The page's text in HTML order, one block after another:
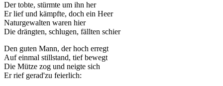
Der tobte, stürmte um ihn her
Er lief und kämpfte, doch ein Heer
Naturgewalten waren hier
Die drängten, schlugen, fällten schier
Den guten Mann, der hoch erregt
Auf einmal stillstand, tief bewegt
Die Mütze zog und neigte sich
Er rief gerad'zu feierlich: